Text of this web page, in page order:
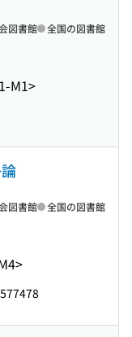
M1>
図書館 全国の図書館
図書館 全国の図書館